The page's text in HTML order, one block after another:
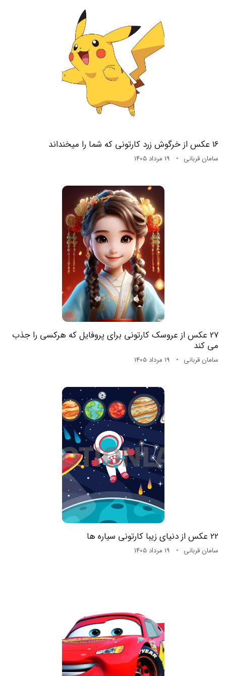
16 عکس از خرگوش زرد کارتونی که شما را میخنداند
سامان قربانی 19 مرداد 1405
27 عکس از عروسک کارتونی برای پروفایل که هرکسی را جذب
می کند
سامان قربانی 19 مرداد 1405
22 عکس از دنیای زیبا کارتونی سیاره ها
سامان قربانی 19 مرداد 1405